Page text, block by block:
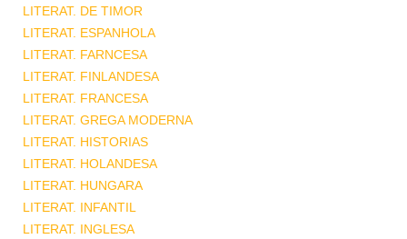
LITERAT. DE TIMOR
LITERAT. ESPANHOLA
LITERAT. FARNCESA
LITERAT. FINLANDESA
LITERAT. FRANCESA
LITERAT. GREGA MODERNA
LITERAT. HISTORIAS
LITERAT. HOLANDESA
LITERAT. HUNGARA
LITERAT. INFANTIL
LITERAT. INGLESA